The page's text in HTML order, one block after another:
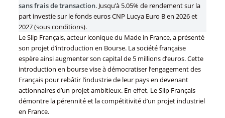
sans frais de transaction. Jusqu’à 5.05% de rendement sur la
part investie sur le fonds euros CNP Lucya Euro B en 2026 et
2027 (sous conditions).
Le Slip Français, acteur iconique du Made in France, a présenté
son projet d’introduction en Bourse. La société française
espère ainsi augmenter son capital de 5 millions d’euros. Cette
introduction en bourse vise à démocratiser l’engagement des
Français pour rebâtir l’industrie de leur pays en devenant
actionnaires d’un projet ambitieux. En effet, Le Slip Français
démontre la pérennité et la compétitivité d’un projet industriel
en France.